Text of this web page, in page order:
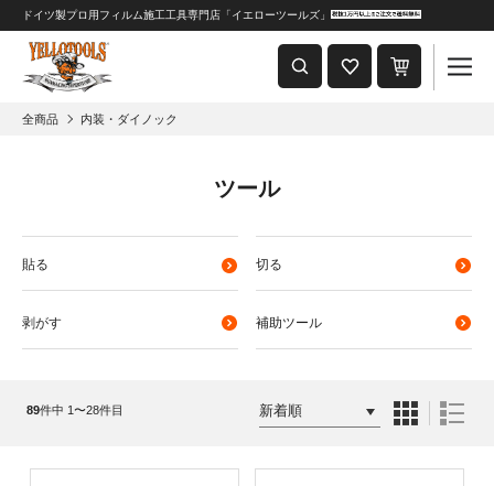
重要なおしらせ
2024年8月1日 価格改定につきまして
ドイツ製プロ用フィルム施工工具専門店「イエローツールズ」
全商品 内装・ダイノック
ツール
貼る 切る
剥がす 補助ツール
89件中 1〜28件目